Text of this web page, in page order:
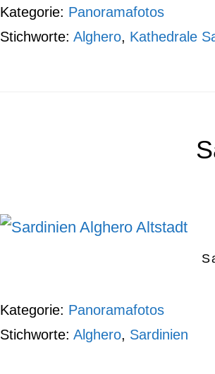
Kategorie: Panoramafotos
Stichworte: Alghero, Kathedrale
Kategorie: Panoramafotos
Stichworte: Alghero, Sardinien